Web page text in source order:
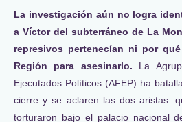
La investigación aún no logra
a Víctor del subterráneo de La
represivos pertenecían ni por
Región para asesinarlo. La
Ejecutados Políticos (AFEP) ha
cierre y se aclaren las dos aristas:
torturaron bajo el palacio nacional